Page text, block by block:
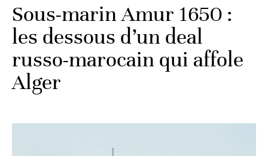
Sous-marin Amur 1650 :
les dessous d’un deal
russo-marocain qui affole
Alger